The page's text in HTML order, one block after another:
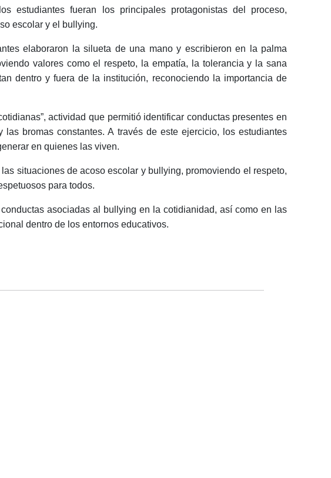
estudiantes fueran los principales protagonistas del proceso,
escolar y el bullying.
elaboraron la silueta de una mano y escribieron en la palma
valores como el respeto, la empatía, la tolerancia y la sana
dentro y fuera de la institución, reconociendo la importancia de
actividad que permitió identificar conductas presentes en
bromas constantes. A través de este ejercicio, los estudiantes
en quienes las viven.
situaciones de acoso escolar y bullying, promoviendo el respeto,
para todos.
asociadas al bullying en la cotidianidad, así como en las
dentro de los entornos educativos.